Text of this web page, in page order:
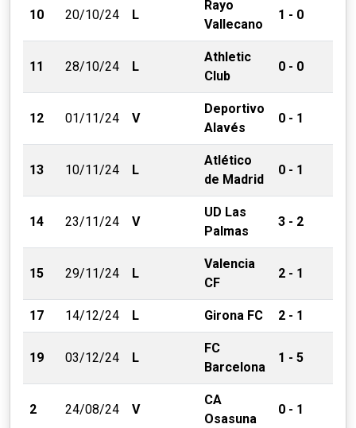
10 20/10/24 L
Rayo
Vallecano
1 - 0
11 28/10/24 L
Athletic
Club
0 - 0
12 01/11/24 V
Deportivo
Alavés
0 - 1
13 10/11/24 L
Atlético
de Madrid
0 - 1
14 23/11/24 V
UD Las
Palmas
3 - 2
15 29/11/24 L
Valencia
CF
2 - 1
17 14/12/24 L Girona FC 2 - 1
19 03/12/24 L
FC
Barcelona
1 - 5
2 24/08/24 V
CA
Osasuna
0 - 1